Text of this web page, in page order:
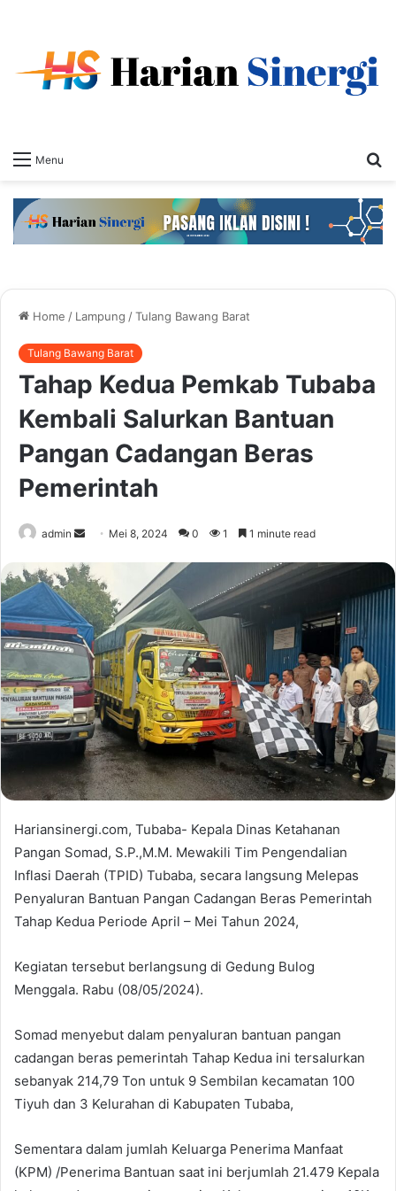
Menu
Home / Lampung /Tulang Bawang Barat
Tulang Bawang Barat
Tahap Kedua Pemkab Tubaba
Kembali Salurkan Bantuan
Pangan Cadangan Beras
Pemerintah
admin
Send
email
Mei 8, 2024 0 1 1 minute read
Hariansinergi.com, Tubaba- Kepala Dinas Ketahanan
Pangan Somad, S.P.,M.M. Mewakili Tim Pengendalian
Inflasi Daerah (TPID) Tubaba, secara langsung Melepas
Penyaluran Bantuan Pangan Cadangan Beras Pemerintah
Tahap Kedua Periode April – Mei Tahun 2024,
Kegiatan tersebut berlangsung di Gedung Bulog
Menggala. Rabu (08/05/2024).
Somad menyebut dalam penyaluran bantuan pangan
cadangan beras pemerintah Tahap Kedua ini tersalurkan
sebanyak 214,79 Ton untuk 9 Sembilan kecamatan 100
Tiyuh dan 3 Kelurahan di Kabupaten Tubaba,
Sementara dalam jumlah Keluarga Penerima Manfaat
(KPM) /Penerima Bantuan saat ini berjumlah 21.479 Kepala